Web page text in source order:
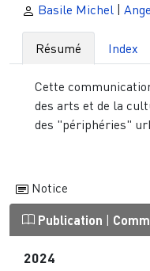
Basile Michel |
Résumé Index
Cette
des arts et de la
des "périphéries"
Notice
Publication |
2024